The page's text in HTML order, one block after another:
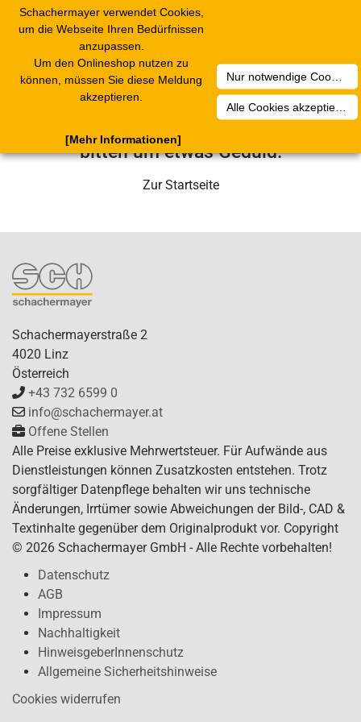
Schachermayer verwendet Cookies,
um die Webseite Ihren Bedürfnissen
anzupassen.
Um den Onlineshop nutzen zu
können, müssen Sie diese Meldung
akzeptieren.
Nur notwendige Cookies akzeptieren
Alle Cookies akzeptieren
[Mehr Informationen]
Leider ist ein technischer Fehler
aufgetreten. Unser Service-Team wird
bitten um etwas Geduld.
Zur Startseite
Schachermayerstraße 2
4020 Linz
Österreich
+43 732 6599 0
info@schachermayer.at
Offene Stellen
Alle Preise exklusive Mehrwertsteuer. Für Aufwände aus
Dienstleistungen können Zusatzkosten entstehen. Trotz
sorgfältiger Datenpflege behalten wir uns technische
Änderungen, Irrtümer sowie Abweichungen der Bild-, CAD &
Textinhalte gegenüber dem Originalprodukt vor. Copyright
© 2026 Schachermayer GmbH - Alle Rechte vorbehalten!
Datenschutz
AGB
Impressum
Nachhaltigkeit
HinweisgeberInnenschutz
Allgemeine Sicherheitshinweise
Cookies widerrufen